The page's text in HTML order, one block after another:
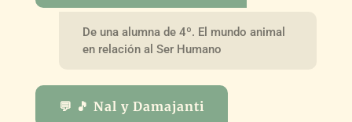
De una alumna de 4º. El mundo animal
en relación al Ser Humano
💬 🎵 Nal y Damajanti